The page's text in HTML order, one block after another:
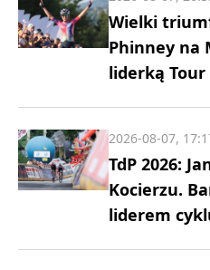
Wielki
Phinney na
liderką Tour
TdP 2026:
Kocierzu.
liderem
2026-08-07,